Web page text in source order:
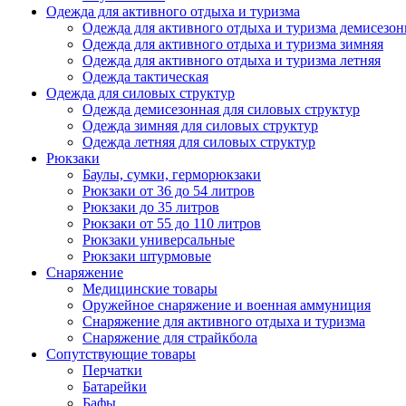
Одежда для активного отдыха и туризма
Одежда для активного отдыха и туризма
Одежда для активного отдыха и туризма зимняя
Одежда для активного отдыха и туризма летняя
Одежда тактическая
Одежда для силовых структур
Одежда демисезонная для силовых структур
Одежда зимняя для силовых структур
Одежда летняя для силовых структур
Рюкзаки
Баулы, сумки, герморюкзаки
Рюкзаки от 36 до 54 литров
Рюкзаки до 35 литров
Рюкзаки от 55 до 110 литров
Рюкзаки универсальные
Рюкзаки штурмовые
Снаряжение
Медицинские товары
Оружейное снаряжение и военная аммуниция
Снаряжение для активного отдыха и туризма
Снаряжение для страйкбола
Сопутствующие товары
Перчатки
Батарейки
Бафы